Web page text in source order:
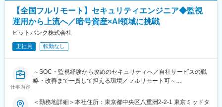
■組織構成：
コンプライアンス部：全4名（男女比3：1）、全員中途入社の社
員です。
相談や質問はしやすく協力的な雰囲気の部署ですのでご安心くだ
さい。
■キャリアステップ：
まずは不公正取引や業務モニタリングの対応をお願いする予定で
す。その後、各種法令やコンプライアンス意識浸透のための研修
す。
【全国フルリモート】セキュリティエンジニア◆監視
運用から上流へ／暗号資産×AI領域に挑戦
ビットバンク株式会社
正社員 転勤なし
仕事内容
～SOC・監視経験から攻めのセキュリティへ／自社サービスの戦
略・改善まで一貫して担える環境／フルリモート可～
■業務内容：
＜勤務地詳細＞本社住所：東京都中央区八重洲2-2-1 東京ミッドタ